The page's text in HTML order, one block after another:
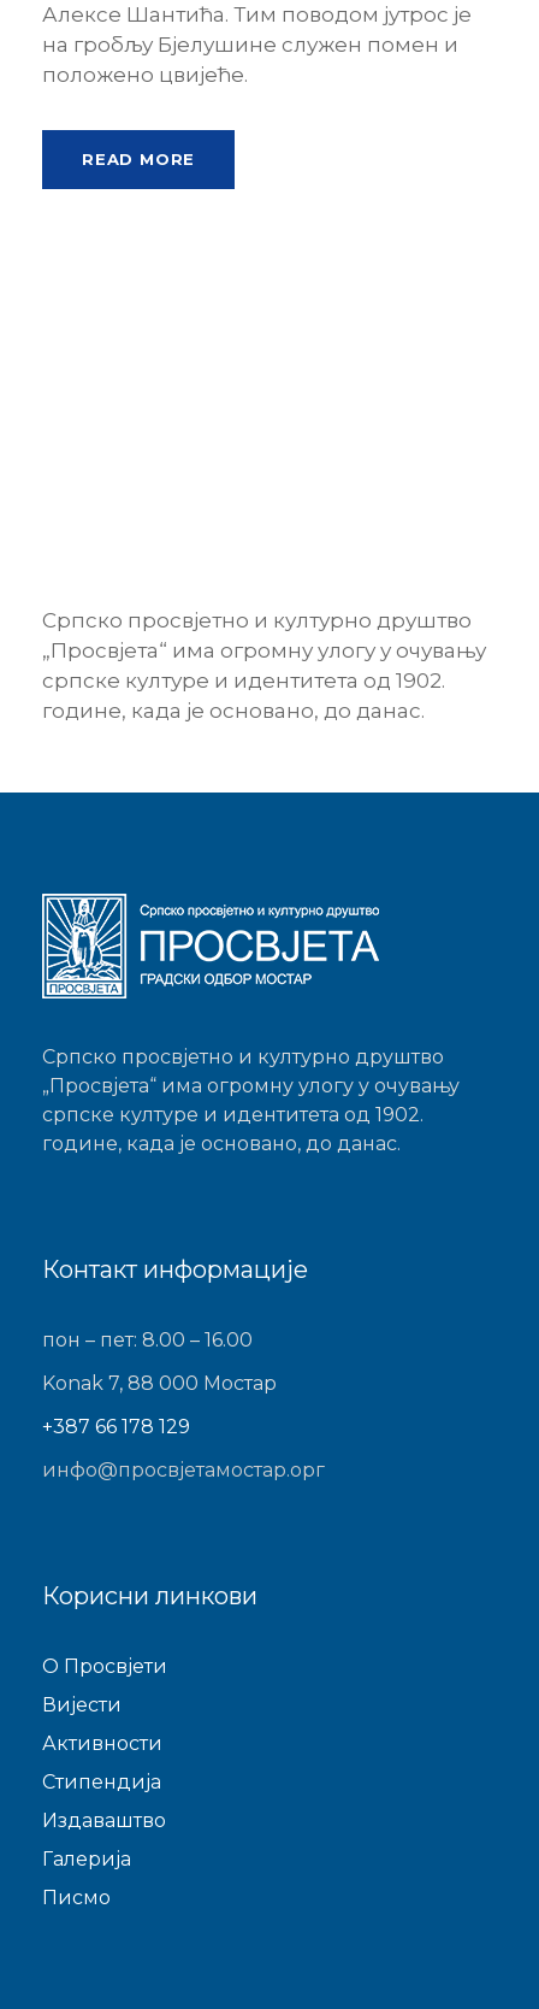
Алексе Шантића. Тим поводом јутрос је
на гробљу Бјелушине служен помен и
положено цвијеће.
READ MORE
Српско просвјетно и културно друштво
„Просвјета“ има огромну улогу у очувању
српске културе и идентитета од 1902.
године, када је основано, до данас.
Српско просвјетно и културно друштво
„Просвјета“ има огромну улогу у очувању
српске културе и идентитета од 1902.
године, када је основано, до данас.
Контакт информације
пон – пет: 8.00 – 16.00
Konak 7, 88 000 Мостар
+387 66 178 129
инфо@просвјетамостар.орг
Корисни линкови
O Просвјети
Виjести
Активности
Стипендија
Издаваштво
Галерија
Писмо